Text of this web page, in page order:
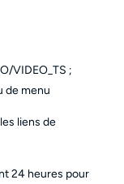
VIDEO_TS ;
de menu
liens de
24 heures pour